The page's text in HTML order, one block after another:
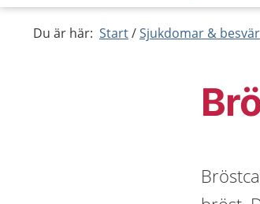
Du är här: Start Sjukdomar & besvär